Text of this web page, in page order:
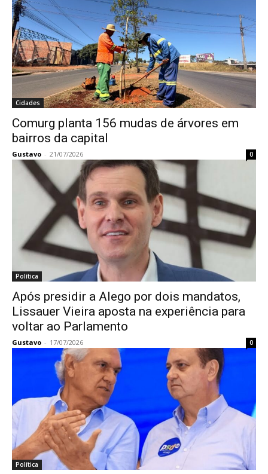
Cidades
Comurg planta 156 mudas de árvores em
bairros da capital
Gustavo - 21/07/2026 0
Política
Após presidir a Alego por dois mandatos,
Lissauer Vieira aposta na experiência para
voltar ao Parlamento
Gustavo - 17/07/2026 0
Política